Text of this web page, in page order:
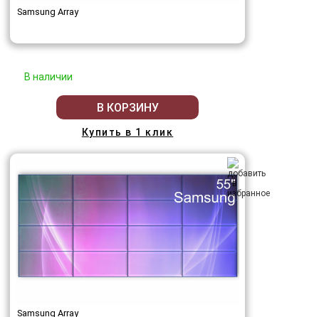
Samsung Array
В наличии
В КОРЗИНУ
Купить в 1 клик
Samsung Array